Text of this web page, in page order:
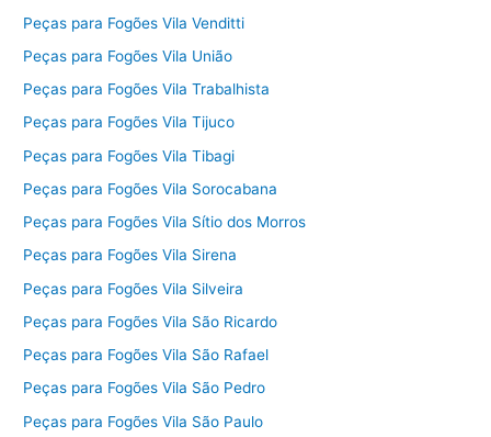
Peças para Fogões Vila Venditti
Peças para Fogões Vila União
Peças para Fogões Vila Trabalhista
Peças para Fogões Vila Tijuco
Peças para Fogões Vila Tibagi
Peças para Fogões Vila Sorocabana
Peças para Fogões Vila Sítio dos Morros
Peças para Fogões Vila Sirena
Peças para Fogões Vila Silveira
Peças para Fogões Vila São Ricardo
Peças para Fogões Vila São Rafael
Peças para Fogões Vila São Pedro
Peças para Fogões Vila São Paulo